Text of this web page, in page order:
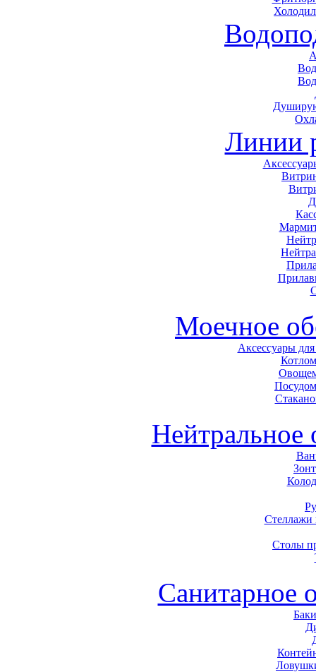
Линии
Моечное
Аксессуары
Нейтральное
Стеллажи
Столы
Санитарное